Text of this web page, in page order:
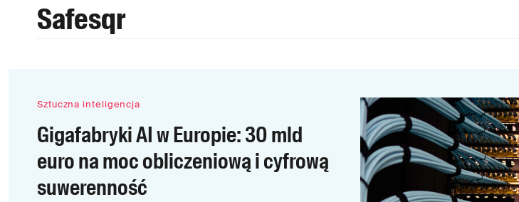
Safesqr
Sztuczna inteligencja
Gigafabryki AI w Europie: 30 mld
euro na moc obliczeniową i cyfrową
suwerenność